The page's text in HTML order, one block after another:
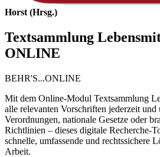
Horst (Hrsg.)
Textsammlung
ONLINE
BEHR'S...ONLINE
Mit dem Online-Modul Textsammlung
alle relevanten Vorschriften jederzeit
Verordnungen, nationale Gesetze oder
Richtlinien – dieses digitale Recherche-
schnelle, umfassende und rechtssichere
Arbeit.